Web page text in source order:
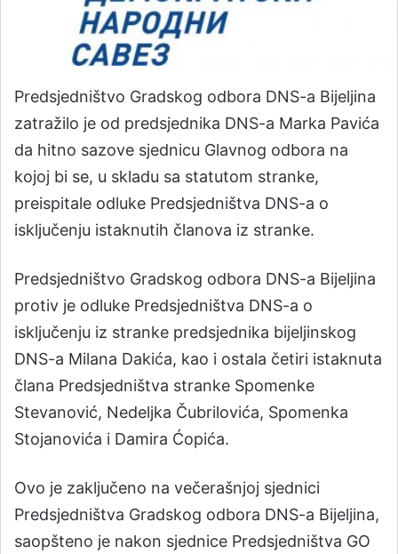
Predsjedništvo Gradskog odbora DNS-a Bijeljina
zatražilo je od predsjednika DNS-a Marka Pavića
da hitno sazove sjednicu Glavnog odbora na
kojoj bi se, u skladu sa statutom stranke,
preispitale odluke Predsjedništva DNS-a o
isključenju istaknutih članova iz stranke.
Predsjedništvo Gradskog odbora DNS-a Bijeljina
protiv je odluke Predsjedništva DNS-a o
isključenju iz stranke predsjednika bijeljinskog
DNS-a Milana Dakića, kao i ostala četiri istaknuta
člana Predsjedništva stranke Spomenke
Stevanović, Nedeljka Čubrilovića, Spomenka
Stojanovića i Damira Ćopića.
Ovo je zaključeno na večerašnjoj sjednici
Predsjedništva Gradskog odbora DNS-a Bijeljina,
saopšteno je nakon sjednice Predsjedništva GO